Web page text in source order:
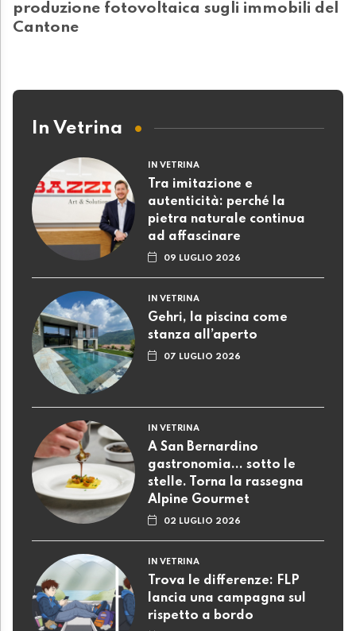
produzione fotovoltaica sugli immobili del
Cantone
In Vetrina
IN VETRINA
Tra imitazione e
autenticità: perché la
pietra naturale continua
ad affascinare
09 LUGLIO 2026
IN VETRINA
Gehri, la piscina come
stanza all’aperto
07 LUGLIO 2026
IN VETRINA
A San Bernardino
gastronomia... sotto le
stelle. Torna la rassegna
Alpine Gourmet
02 LUGLIO 2026
IN VETRINA
Trova le differenze: FLP
lancia una campagna sul
rispetto a bordo